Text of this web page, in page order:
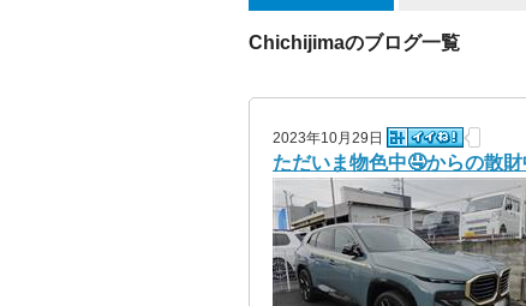
Chichijimaのブログ一覧
2023年10月29日
ただいま物色中🤤からの散